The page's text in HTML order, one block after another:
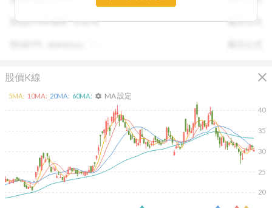
預估EPS年增率 :0.00% 顯示公式
潛力，具備投資吸引力。 卡片同時顯示預估 EPS、年增
股價K線 close
20
25
30
35
40
5MA: 10MA: 20MA: 60MA: settings MA 設定